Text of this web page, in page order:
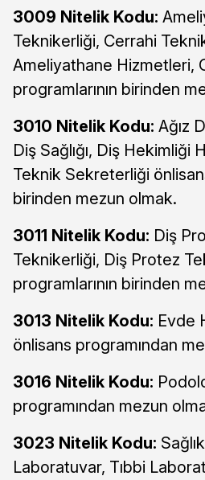
3009 Nitelik Kodu:
Teknikerliği, Cerrahi
Ameliyathane Hizmetleri,
programlarının birinden
3010 Nitelik Kodu: Ağız
Diş Sağlığı, Diş Hekimliği
Teknik Sekreterliği
birinden mezun olmak.
3011 Nitelik Kodu: Diş
Teknikerliği, Diş Protez
programlarının birinden
3013 Nitelik Kodu: Evde
önlisans programından
3016 Nitelik Kodu:
programından mezun
3023 Nitelik Kodu:
Laboratuvar, Tıbbi